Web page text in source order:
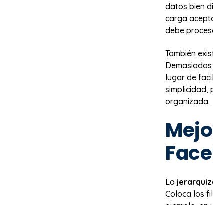
datos bien
carga
debe
También
lugar de
simplicidad,
organizada.
La
Coloca los